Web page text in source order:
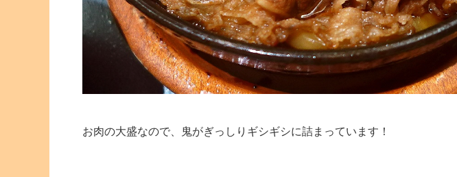
お肉の大盛なので、鬼がぎっしりギシギシに詰まっています！